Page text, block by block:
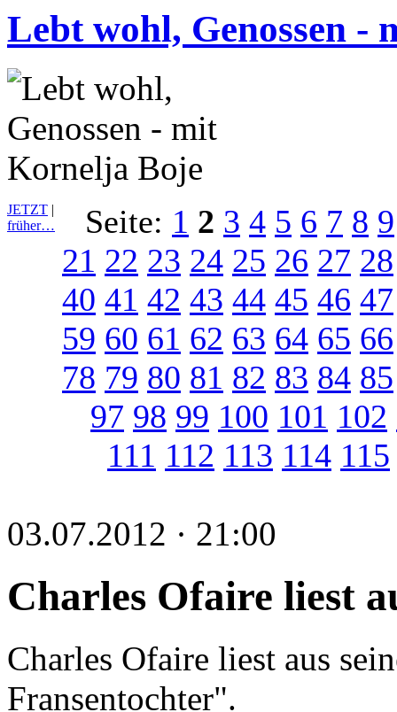
Lebt wohl, Genossen -
JETZT |
früher…
Seite: 1 2 3 4 5 6 7 8 9
21 22 23 24 25 26 27 28
40 41 42 43 44 45 46 47
59 60 61 62 63 64 65 66
78 79 80 81 82 83 84 85
97 98 99 100 101 102
111 112 113 114 115
03.07.2012 · 21:00
Charles Ofaire liest
Charles Ofaire liest aus
Fransentochter".